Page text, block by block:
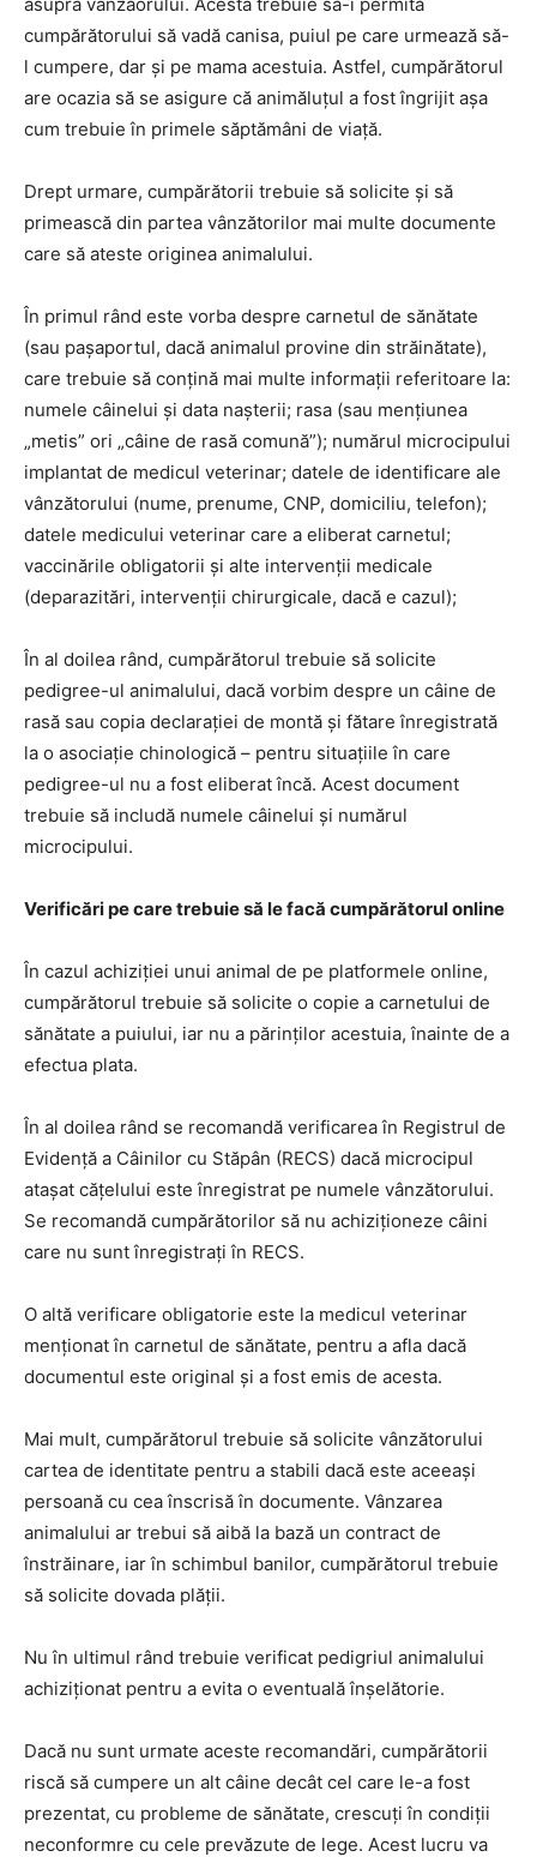
cumpărătorului să vadă canisa, puiul pe care urmează să-
l cumpere, dar și pe mama acestuia. Astfel, cumpărătorul
are ocazia să se asigure că animăluțul a fost îngrijit așa
cum trebuie în primele săptămâni de viață.
Drept urmare, cumpărătorii trebuie să solicite și să
primească din partea vânzătorilor mai multe documente
care să ateste originea animalului.
În primul rând este vorba despre carnetul de sănătate
(sau pașaportul, dacă animalul provine din străinătate),
care trebuie să conțină mai multe informații referitoare la:
numele câinelui și data nașterii; rasa (sau mențiunea
„metis” ori „câine de rasă comună”); numărul microcipului
implantat de medicul veterinar; datele de identificare ale
vânzătorului (nume, prenume, CNP, domiciliu, telefon);
datele medicului veterinar care a eliberat carnetul;
vaccinările obligatorii și alte intervenții medicale
(deparazitări, intervenții chirurgicale, dacă e cazul);
În al doilea rând, cumpărătorul trebuie să solicite
pedigree-ul animalului, dacă vorbim despre un câine de
rasă sau copia declarației de montă și fătare înregistrată
la o asociație chinologică – pentru situațiile în care
pedigree-ul nu a fost eliberat încă. Acest document
trebuie să includă numele câinelui și numărul
microcipului.
Verificări pe care trebuie să le facă cumpărătorul online
În cazul achiziției unui animal de pe platformele online,
cumpărătorul trebuie să solicite o copie a carnetului de
sănătate a puiului, iar nu a părinților acestuia, înainte de a
efectua plata.
În al doilea rând se recomandă verificarea în Registrul de
Evidență a Câinilor cu Stăpân (RECS) dacă microcipul
atașat cățelului este înregistrat pe numele vânzătorului.
Se recomandă cumpărătorilor să nu achiziționeze câini
care nu sunt înregistrați în RECS.
O altă verificare obligatorie este la medicul veterinar
menționat în carnetul de sănătate, pentru a afla dacă
documentul este original și a fost emis de acesta.
Mai mult, cumpărătorul trebuie să solicite vânzătorului
cartea de identitate pentru a stabili dacă este aceeași
persoană cu cea înscrisă în documente. Vânzarea
animalului ar trebui să aibă la bază un contract de
înstrăinare, iar în schimbul banilor, cumpărătorul trebuie
să solicite dovada plății.
Nu în ultimul rând trebuie verificat pedigriul animalului
achiziționat pentru a evita o eventuală înșelătorie.
Dacă nu sunt urmate aceste recomandări, cumpărătorii
riscă să cumpere un alt câine decât cel care le-a fost
prezentat, cu probleme de sănătate, crescuți în condiții
neconformre cu cele prevăzute de lege. Acest lucru va